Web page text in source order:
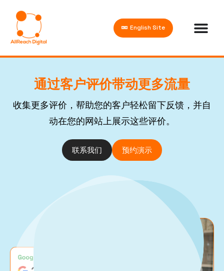
English Site
通过客户评价带动更多流量
收集更多评价，帮助您的客户轻松留下反馈，并自
动在您的网站上展示这些评价。
联系我们 预约演示